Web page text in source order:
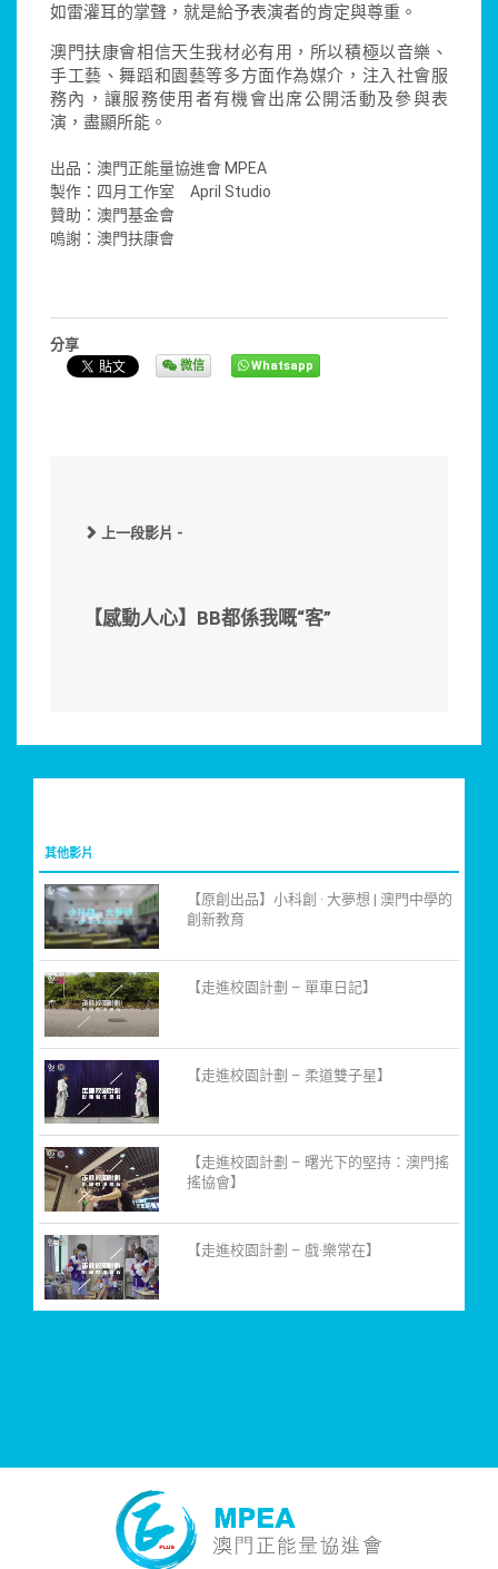
如雷灌耳的掌聲，就是給予表演者的肯定與尊重。
澳門扶康會相信天生我材必有用，所以積極以音樂、
手工藝、舞蹈和園藝等多方面作為媒介，注入社會服
務內，讓服務使用者有機會出席公開活動及參與表
演，盡顯所能。
出品：澳門正能量協進會 MPEA
製作：四月工作室 April Studio
贊助：澳門基金會
嗚謝：澳門扶康會
分享
微信 Whatsapp
上一段影片 -
【感動人心】BB都係我嘅“客”
其他影片
【原創出品】小科創 · 大夢想 | 澳門中學的
創新教育
【走進校園計劃 – 單車日記】
【走進校園計劃 – 柔道雙子星】
【走進校園計劃 – 曙光下的堅持：澳門搖
搖協會】
【走進校園計劃 – 戲·樂常在】